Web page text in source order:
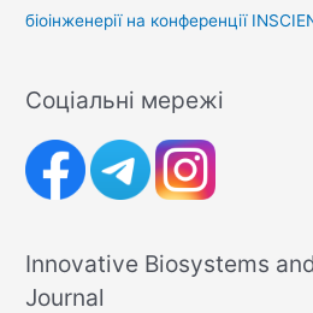
біоінженерії на конференції
Соціальні мережі
Innovative Biosystems
Journal